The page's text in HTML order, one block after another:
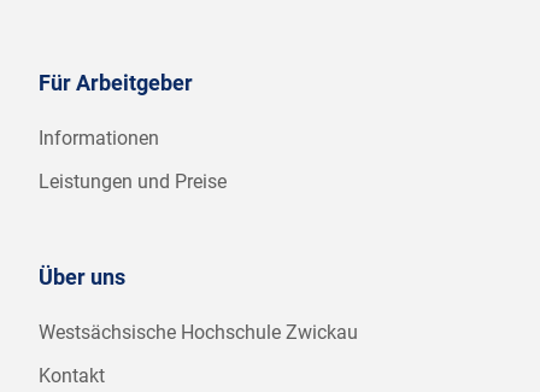
Für Arbeitgeber
Informationen
Leistungen und Preise
Über uns
Westsächsische Hochschule Zwickau
Kontakt